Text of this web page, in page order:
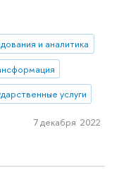
и аналитика
услуги
7 декабря 2022